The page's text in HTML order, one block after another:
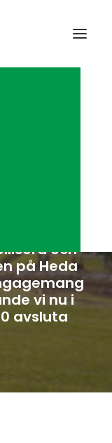
har på
oss på
och
på Heda
vi nu i
avsluta